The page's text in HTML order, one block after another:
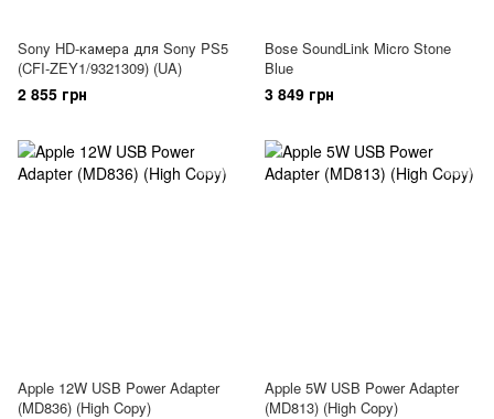
Sony HD-камера для Sony PS5
(CFI-ZEY1/9321309) (UA)
2 855 грн
Bose SoundLink Micro Stone
Blue
3 849 грн
Apple 12W USB Power Adapter
(MD836) (High Copy)
Apple 5W USB Power Adapter
(MD813) (High Copy)